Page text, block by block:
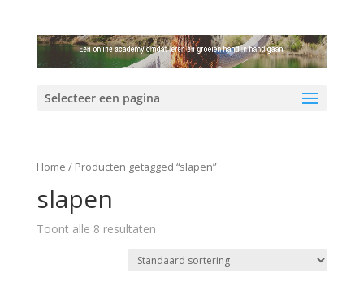
Selecteer een pagina
Home / Producten getagged “slapen”
slapen
Toont alle 8 resultaten